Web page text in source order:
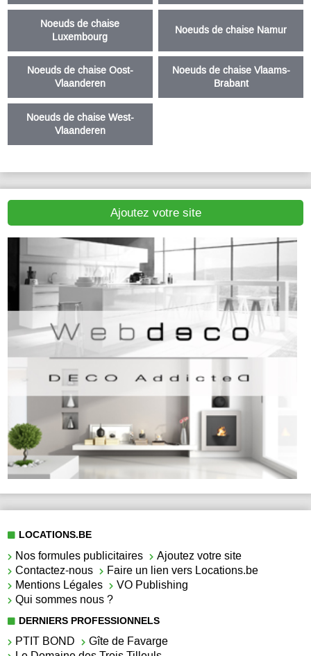
Noeuds de chaise
Luxembourg
Noeuds de chaise Namur
Noeuds de chaise Oost-
Vlaanderen
Noeuds de chaise Vlaams-
Brabant
Noeuds de chaise West-
Vlaanderen
Ajoutez votre site
LOCATIONS.BE
Nos formules publicitaires
Ajoutez votre site
Contactez-nous
Faire un lien vers Locations.be
Mentions Légales
VO Publishing
Qui sommes nous ?
DERNIERS PROFESSIONNELS
PTIT BOND
Gîte de Favarge